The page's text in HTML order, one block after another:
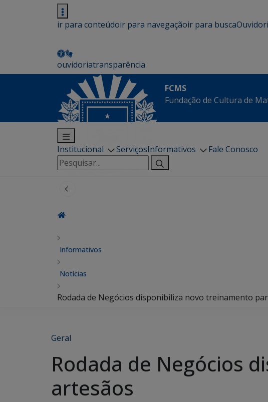
ir para conteúdoir para navegaçãoir para busca
ouvidoriatransparência
FCMS
Fundação de Cultura de
Institucional ServiçosInformativos
Fale Conosco
Pesquisar
por:
Informativos
Notícias
Rodada de Negócios disponibiliza novo treinamento
Geral
Rodada de Negócios
artesãos